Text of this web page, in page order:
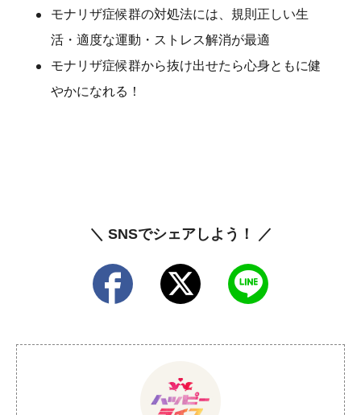
モナリザ症候群の対処法には、規則正しい生
活・適度な運動・ストレス解消が最適
モナリザ症候群から抜け出せたら心身ともに健
やかになれる！
＼ SNSでシェアしよう！ ／